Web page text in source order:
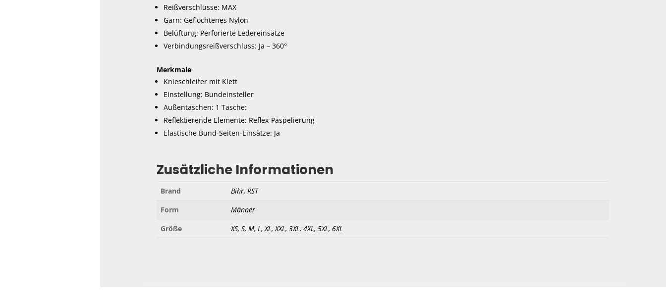
Reißverschlüsse: MAX
Garn: Geflochtenes Nylon
Belüftung: Perforierte Ledereinsätze
Verbindungsreißverschluss: Ja – 360°
Merkmale
Knieschleifer mit Klett
Einstellung: Bundeinsteller
Außentaschen: 1 Tasche:
Reflektierende Elemente: Reflex-Paspelierung
Elastische Bund-Seiten-Einsätze: Ja
Zusätzliche Informationen
Brand
Bihr, RST
Form
Männer
Größe
XS, S, M, L, XL, XXL, 3XL, 4XL, 5XL, 6XL